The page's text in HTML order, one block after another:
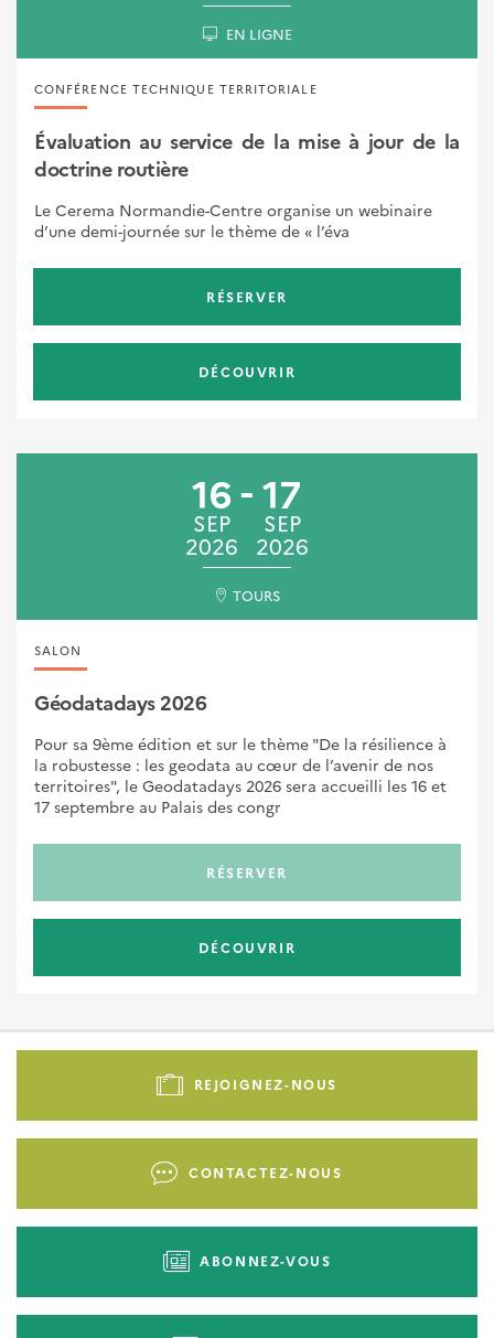
EN LIGNE
CONFÉRENCE TECHNIQUE TERRITORIALE
Évaluation au service de la mise à jour de la
doctrine routière
Le Cerema Normandie-Centre organise un webinaire
d’une demi-journée sur le thème de « l’éva
RÉSERVER
DÉCOUVRIR
16
SEP
2026
17
SEP
2026
TOURS
SALON
Géodatadays 2026
Pour sa 9ème édition et sur le thème "De la résilience à
la robustesse : les geodata au cœur de l’avenir de nos
territoires", le Geodatadays 2026 sera accueilli les 16 et
17 septembre au Palais des congr
RÉSERVER
DÉCOUVRIR
Pied
-
REJOIGNEZ-NOUS
CONTACTEZ-NOUS
ABONNEZ-VOUS